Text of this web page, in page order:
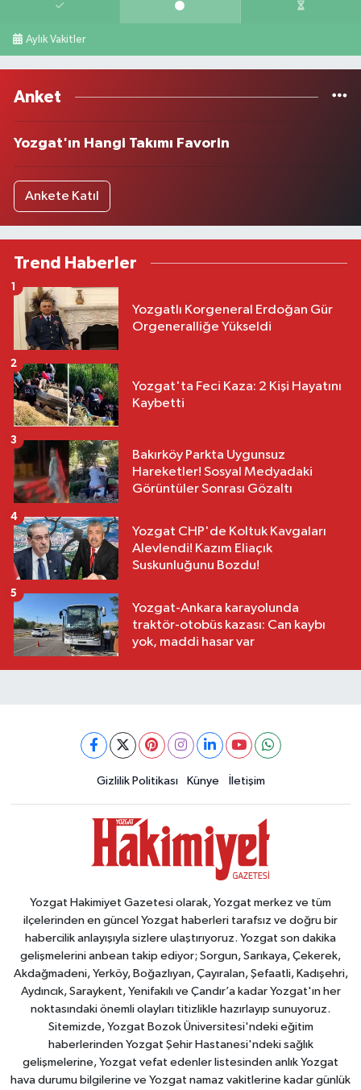
Aylık Vakitler
Anket
Yozgat'ın Hangi Takımı Favorin
Ankete Katıl
Trend Haberler
Yozgatlı Korgeneral Erdoğan Gür
Orgeneralliğe Yükseldi
1
Yozgat'ta Feci Kaza: 2 Kişi Hayatını
Kaybetti
2
Bakırköy Parkta Uygunsuz
Hareketler! Sosyal Medyadaki
Görüntüler Sonrası Gözaltı
3
Yozgat CHP'de Koltuk Kavgaları
Alevlendi! Kazım Eliaçık
Suskunluğunu Bozdu!
4
Yozgat-Ankara karayolunda
traktör-otobüs kazası: Can kaybı
yok, maddi hasar var
5
Gizlilik Politikası Künye İletişim
Yozgat Hakimiyet Gazetesi olarak, Yozgat merkez ve tüm
ilçelerinden en güncel Yozgat haberleri tarafsız ve doğru bir
habercilik anlayışıyla sizlere ulaştırıyoruz. Yozgat son dakika
gelişmelerini anbean takip ediyor; Sorgun, Sarıkaya, Çekerek,
Akdağmadeni, Yerköy, Boğazlıyan, Çayıralan, Şefaatli, Kadışehri,
Aydıncık, Saraykent, Yenifakılı ve Çandır’a kadar Yozgat'ın her
noktasındaki önemli olayları titizlikle hazırlayıp sunuyoruz.
Sitemizde, Yozgat Bozok Üniversitesi'ndeki eğitim
haberlerinden Yozgat Şehir Hastanesi'ndeki sağlık
gelişmelerine, Yozgat vefat edenler listesinden anlık Yozgat
hava durumu bilgilerine ve Yozgat namaz vakitlerine kadar günlük